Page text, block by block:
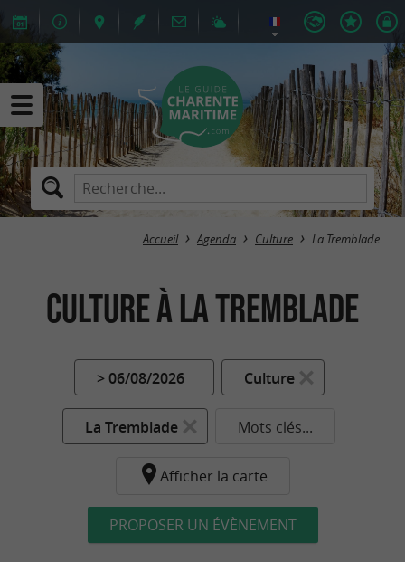
Accueil Agenda Culture La Tremblade
Culture à La Tremblade
> 06/08/2026 Culture
La Tremblade Mots clés...
Afficher la carte
PROPOSER UN ÉVÈNEMENT